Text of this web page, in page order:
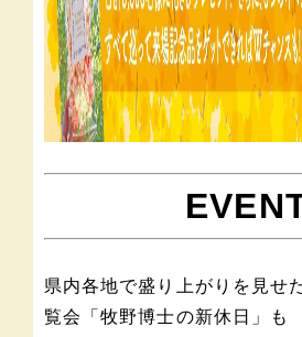
県内各地で盛り上がりを見せ
覧会「牧野博士の新休日」も